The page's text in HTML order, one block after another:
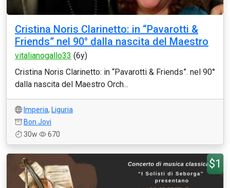
Cristina Noris Clarinetto: in “Pavarotti &
Friends” nel 90° dalla nascita del Maestro
vitalianogallo33 (6y)
Cristina Noris Clarinetto: in “Pavarotti & Friends”. nel 90°
dalla nascita del Maestro Orch...
Imperia, Liguria
Bon Jovi
30w
670
$1